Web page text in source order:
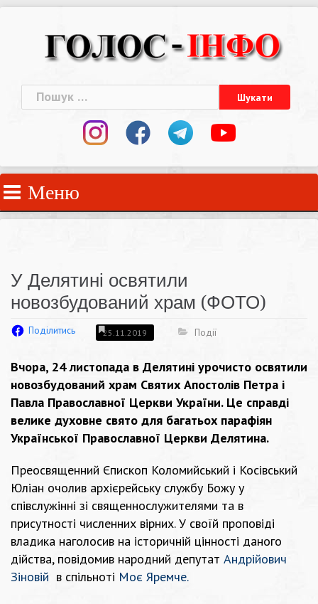
Пошук:
Меню
У Делятині освятили
новозбудований храм (ФОТО)
Поділитись 25.11.2019 Події
Вчора, 24 листопада в Делятині урочисто освятили
новозбудований храм Святих Апостолів Петра і
Павла Православної Церкви України. Це справді
велике духовне свято для багатьох парафіян
Української Православної Церкви Делятина.
Преосвященний Єпископ Коломийський і Косівський
Юліан очолив архієрейську службу Божу у
співслужінні зі священнослужителями та в
присутності численних вірних. У своїй проповіді
владика наголосив на історичній цінності даного
дійства, повідомив народний депутат Андрійович
Зіновій в спільноті Моє Яремче.